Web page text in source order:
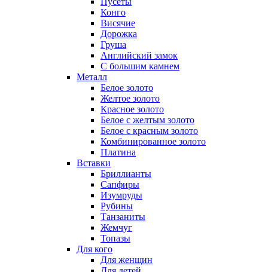
Конго
Висячие
Дорожка
Груша
Английский замок
С большим камнем
Металл
Белое золото
Желтое золото
Красное золото
Белое с желтым золото
Белое с красным золото
Комбинированное золото
Платина
Вставки
Бриллианты
Сапфиры
Изумруды
Рубины
Танзаниты
Жемчуг
Топазы
Для кого
Для женщин